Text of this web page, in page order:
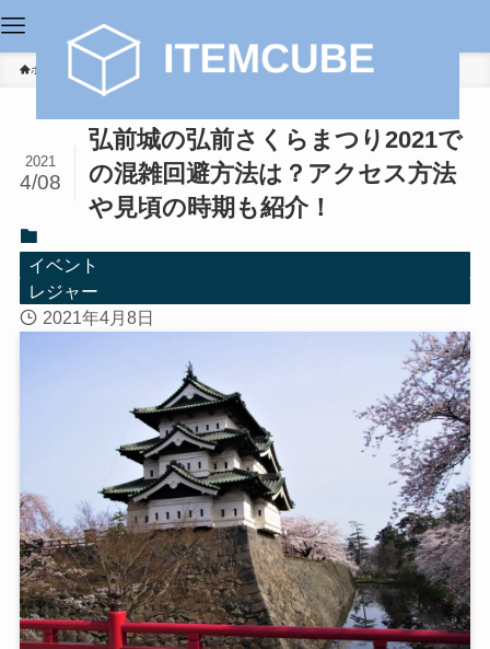
ホーム
弘前城の弘前さくらまつり2021で
の混雑回避方法は？アクセス方法
や見頃の時期も紹介！
2021
4/08
イベント
レジャー
2021年4月8日